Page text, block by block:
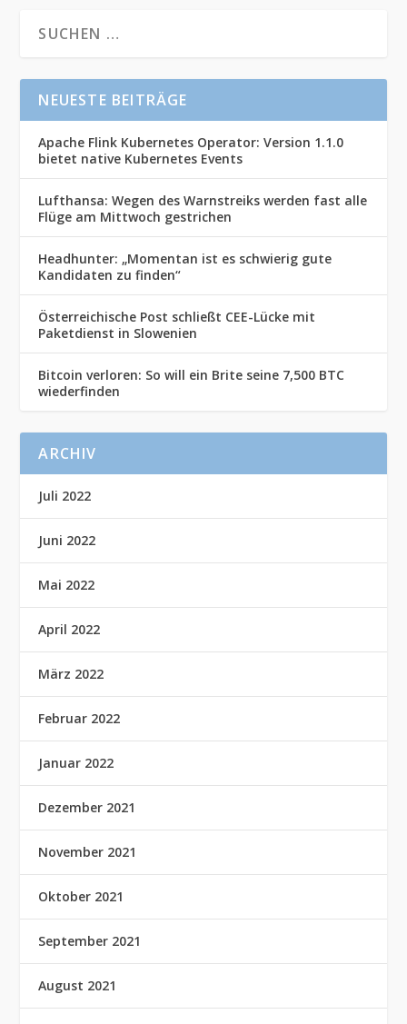
NEUESTE BEITRÄGE
Apache Flink Kubernetes Operator: Version 1.1.0
bietet native Kubernetes Events
Lufthansa: Wegen des Warnstreiks werden fast alle
Flüge am Mittwoch gestrichen
Headhunter: „Momentan ist es schwierig gute
Kandidaten zu finden“
Österreichische Post schließt CEE-Lücke mit
Paketdienst in Slowenien
Bitcoin verloren: So will ein Brite seine 7,500 BTC
wiederfinden
ARCHIV
Juli 2022
Juni 2022
Mai 2022
April 2022
März 2022
Februar 2022
Januar 2022
Dezember 2021
November 2021
Oktober 2021
September 2021
August 2021